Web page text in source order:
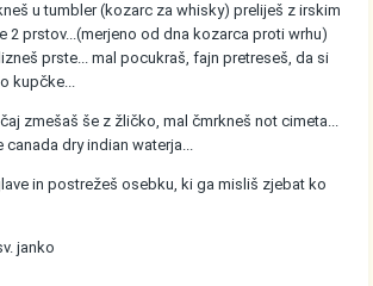
u tumbler (kozarc za whisky) preliješ z irskim
2 prstov...(merjeno od dna kozarca proti wrhu)
prste... mal pocukraš, fajn pretreseš, da si
kupčke...
zmešaš še z žličko, mal čmrkneš not cimeta...
dry indian waterja...
in postrežeš osebku, ki ga misliš zjebat ko
janko